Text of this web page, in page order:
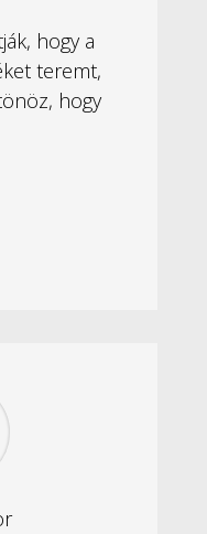
hogy a
teremt,
hogy